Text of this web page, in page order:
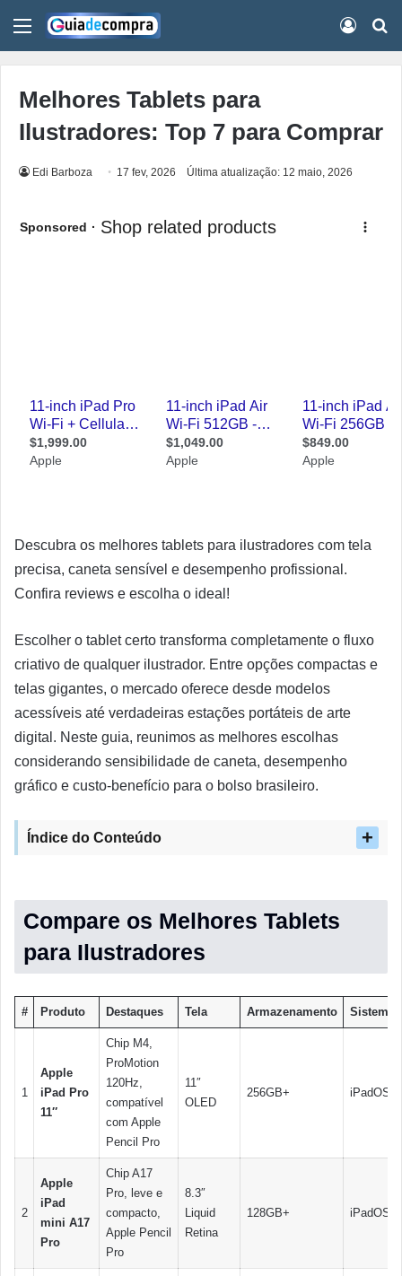
Menu
Melhores Tablets para
Ilustradores: Top 7 para Comprar
Edi Barboza 17 fev, 2026 Última atualização: 12 maio, 2026
Descubra os melhores tablets para ilustradores com tela
precisa, caneta sensível e desempenho profissional.
Confira reviews e escolha o ideal!
Escolher o tablet certo transforma completamente o fluxo
criativo de qualquer ilustrador. Entre opções compactas e
telas gigantes, o mercado oferece desde modelos
acessíveis até verdadeiras estações portáteis de arte
digital. Neste guia, reunimos as melhores escolhas
considerando sensibilidade de caneta, desempenho
gráfico e custo-benefício para o bolso brasileiro.
Índice do Conteúdo
Compare os Melhores Tablets
para Ilustradores
# Produto Destaques Tela Armazenamento Sistema
1
Apple
iPad Pro
11″
Chip M4,
ProMotion
120Hz,
compatível
com Apple
Pencil Pro
11″
OLED
256GB+ iPadOS
2
Apple
iPad
mini A17
Pro
Chip A17
Pro, leve e
compacto,
Apple Pencil
Pro
8.3″
Liquid
Retina
128GB+ iPadOS